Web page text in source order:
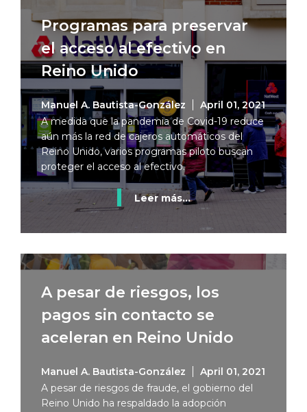
Programas para preservar
el acceso al efectivo en
Reino Unido
Manuel A. Bautista-González
April 01, 2021
A medida que la pandemia de Covid-19 reduce
aún más la red de cajeros automáticos del
Reino Unido, varios programas piloto buscan
proteger el acceso al efectivo.
Leer más...
A pesar de riesgos, los
pagos sin contacto se
aceleran en Reino Unido
Manuel A. Bautista-González
April 01, 2021
A pesar de riesgos de fraude, el gobierno del
Reino Unido ha respaldado la adopción